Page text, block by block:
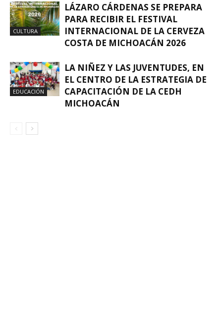
CULTURA
LÁZARO CÁRDENAS SE PREPARA
PARA RECIBIR EL FESTIVAL
INTERNACIONAL DE LA CERVEZA
COSTA DE MICHOACÁN 2026
EDUCACIÓN
LA NIÑEZ Y LAS JUVENTUDES, EN
EL CENTRO DE LA ESTRATEGIA DE
CAPACITACIÓN DE LA CEDH
MICHOACÁN